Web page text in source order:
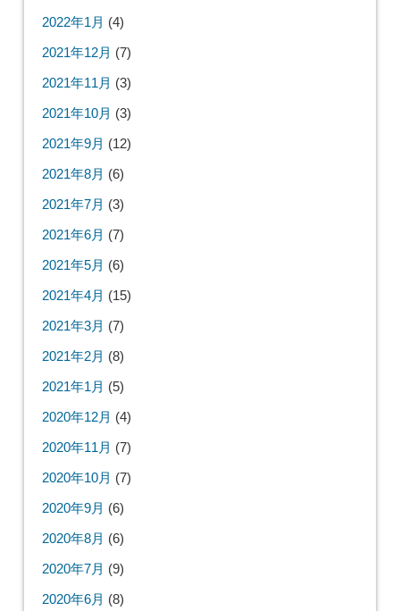
2022年1月 (4)
2021年12月 (7)
2021年11月 (3)
2021年10月 (3)
2021年9月 (12)
2021年8月 (6)
2021年7月 (3)
2021年6月 (7)
2021年5月 (6)
2021年4月 (15)
2021年3月 (7)
2021年2月 (8)
2021年1月 (5)
2020年12月 (4)
2020年11月 (7)
2020年10月 (7)
2020年9月 (6)
2020年8月 (6)
2020年7月 (9)
2020年6月 (8)